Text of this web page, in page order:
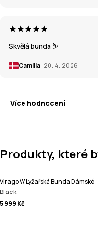
Skvělá bunda ⛷️
Camilla 20. 4. 2026
Více hodnocení
Produkty, které
Virago W Lyžařská Bunda Dámské
Black
5 999 Kč